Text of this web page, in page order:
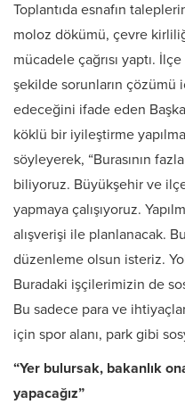
Toplantıda esnafın
moloz dökümü, çevre
mücadele çağrısı yaptı.
şekilde sorunların çözümü
edeceğini ifade eden
köklü bir iyileştirme
söyleyerek, “Burasının
biliyoruz. Büyükşehir ve
yapmaya çalışıyoruz.
alışverişi ile planlanacak.
düzenleme olsun isteriz.
Buradaki işçilerimizin de
Bu sadece para ve
için spor alanı, park gibi
“Yer bulursak, bakanlık
yapacağız”